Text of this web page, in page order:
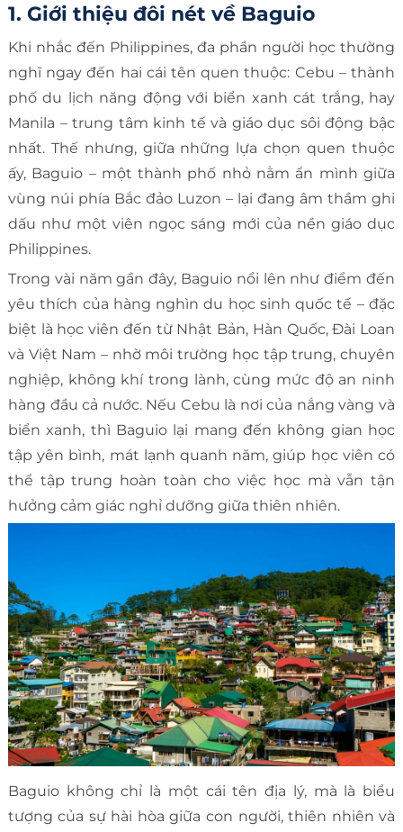
1. Giới thiệu đôi nét về Baguio
Khi nhắc đến Philippines, đa phần người học thường
nghĩ ngay đến hai cái tên quen thuộc: Cebu – thành
phố du lịch năng động với biển xanh cát trắng, hay
Manila – trung tâm kinh tế và giáo dục sôi động bậc
nhất. Thế nhưng, giữa những lựa chọn quen thuộc
ấy, Baguio – một thành phố nhỏ nằm ẩn mình giữa
vùng núi phía Bắc đảo Luzon – lại đang âm thầm ghi
dấu như một viên ngọc sáng mới của nền giáo dục
Philippines.
Trong vài năm gần đây, Baguio nổi lên như điểm đến
yêu thích của hàng nghìn du học sinh quốc tế – đặc
biệt là học viên đến từ Nhật Bản, Hàn Quốc, Đài Loan
và Việt Nam – nhờ môi trường học tập trung, chuyên
nghiệp, không khí trong lành, cùng mức độ an ninh
hàng đầu cả nước. Nếu Cebu là nơi của nắng vàng và
biển xanh, thì Baguio lại mang đến không gian học
tập yên bình, mát lạnh quanh năm, giúp học viên có
thể tập trung hoàn toàn cho việc học mà vẫn tận
hưởng cảm giác nghỉ dưỡng giữa thiên nhiên.
Baguio không chỉ là một cái tên địa lý, mà là biểu
tượng của sự hài hòa giữa con người, thiên nhiên và